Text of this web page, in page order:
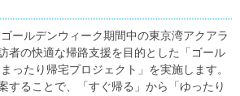
ールデンウィーク期間中の東京湾アクアラ
者の快適な帰路支援を目的とした「ゴール
ったり帰宅プロジェクト」を実施します。
することで、「すぐ帰る」から「ゆったり